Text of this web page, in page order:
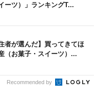
ーツ）」ランキングT...
者が選んだ】買ってきてほ
（お菓子・スイーツ）...
Recommended by